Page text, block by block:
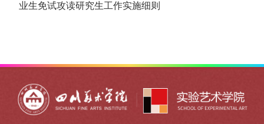
业生免试攻读研究生工作实施细则